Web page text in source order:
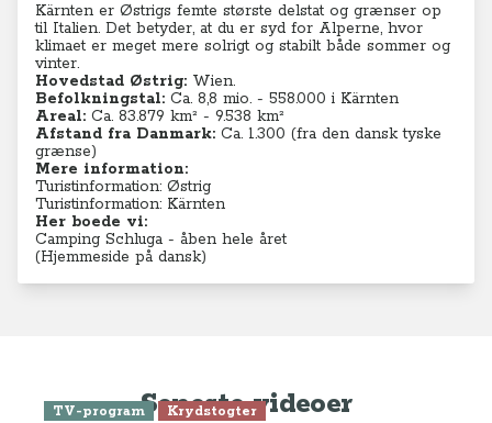
Kärnten er Østrigs femte største delstat og grænser op
til Italien. Det betyder, at du er syd for Alperne, hvor
klimaet er meget mere solrigt og stabilt både sommer og
vinter.
Hovedstad Østrig: Wien.
Befolkningstal: Ca. 8,8 mio. - 558.000 i Kärnten
Areal: Ca. 83.879 km² - 9.538 km²
Afstand fra Danmark: Ca. 1.300 (fra den dansk tyske
grænse)
Mere information:
Turistinformation: Østrig
Turistinformation: Kärnten
Her boede vi:
Camping Schluga - åben hele året
(Hjemmeside på dansk)
Seneste videoer
TV-program Krydstogter